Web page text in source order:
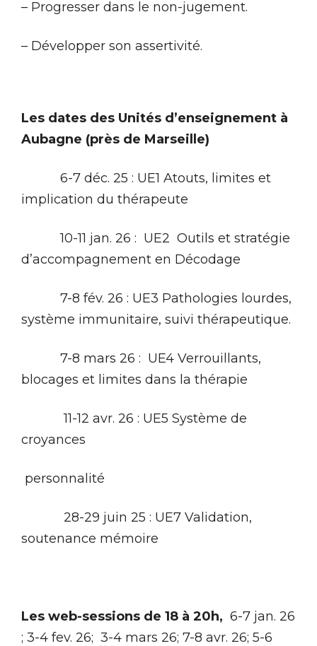
– Progresser dans le non-jugement.
– Développer son assertivité.
Les dates des Unités d’enseignement à
Aubagne (près de Marseille)
6-7 déc. 25 : UE1 Atouts, limites et
implication du thérapeute
10-11 jan. 26 : UE2 Outils et stratégie
d’accompagnement en Décodage
7-8 fév. 26 : UE3 Pathologies lourdes,
système immunitaire, suivi thérapeutique.
7-8 mars 26 : UE4 Verrouillants,
blocages et limites dans la thérapie
11-12 avr. 26 : UE5 Système de
croyances
personnalité
28-29 juin 25 : UE7 Validation,
soutenance mémoire
Les web-sessions de 18 à 20h, 6-7 jan. 26
; 3-4 fev. 26; 3-4 mars 26; 7-8 avr. 26; 5-6